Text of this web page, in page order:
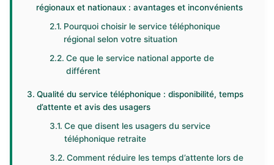
régionaux et nationaux : avantages et inconvénients
Pourquoi choisir le service téléphonique
régional selon votre situation
Ce que le service national apporte de
différent
Qualité du service téléphonique : disponibilité, temps
d’attente et avis des usagers
Ce que disent les usagers du service
téléphonique retraite
Comment réduire les temps d’attente lors de